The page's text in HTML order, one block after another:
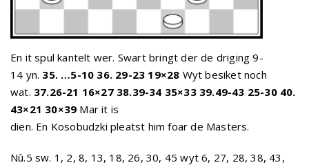
En it spul kantelt wer. Swart bringt der de driging 9-
14 yn. 35. …5-10 36. 29-23 19×28 Wyt besiket noch
wat. 37.26-21 16×27 38.39-34 35×33 39.49-43 25-30 40.
43×21 30×39 Mar it is
dien. En Kosobudzki pleatst him foar de Masters.
Nû.5 sw. 1, 2, 8, 13, 18, 26, 30, 45 wyt 6, 27, 28, 38, 43,